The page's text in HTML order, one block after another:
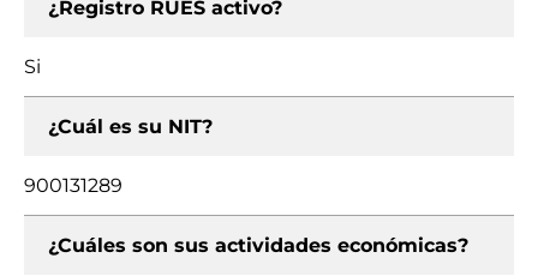
¿Registro RUES activo?
Si
¿Cuál es su NIT?
900131289
¿Cuáles son sus actividades económicas?